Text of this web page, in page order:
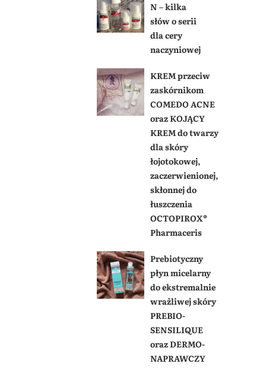
N – kilka
słów o serii
dla cery
naczyniowej
KREM przeciw
zaskórnikom
COMEDO ACNE
oraz KOJĄCY
KREM do twarzy
dla skóry
łojotokowej,
zaczerwienionej,
skłonnej do
łuszczenia
OCTOPIROX®
Pharmaceris
Prebiotyczny
płyn micelarny
do ekstremalnie
wrażliwej skóry
PREBIO-
SENSILIQUE
oraz DERMO-
NAPRAWCZY